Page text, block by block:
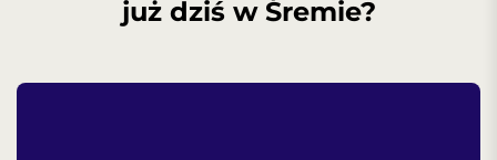
już dziś w Śremie?